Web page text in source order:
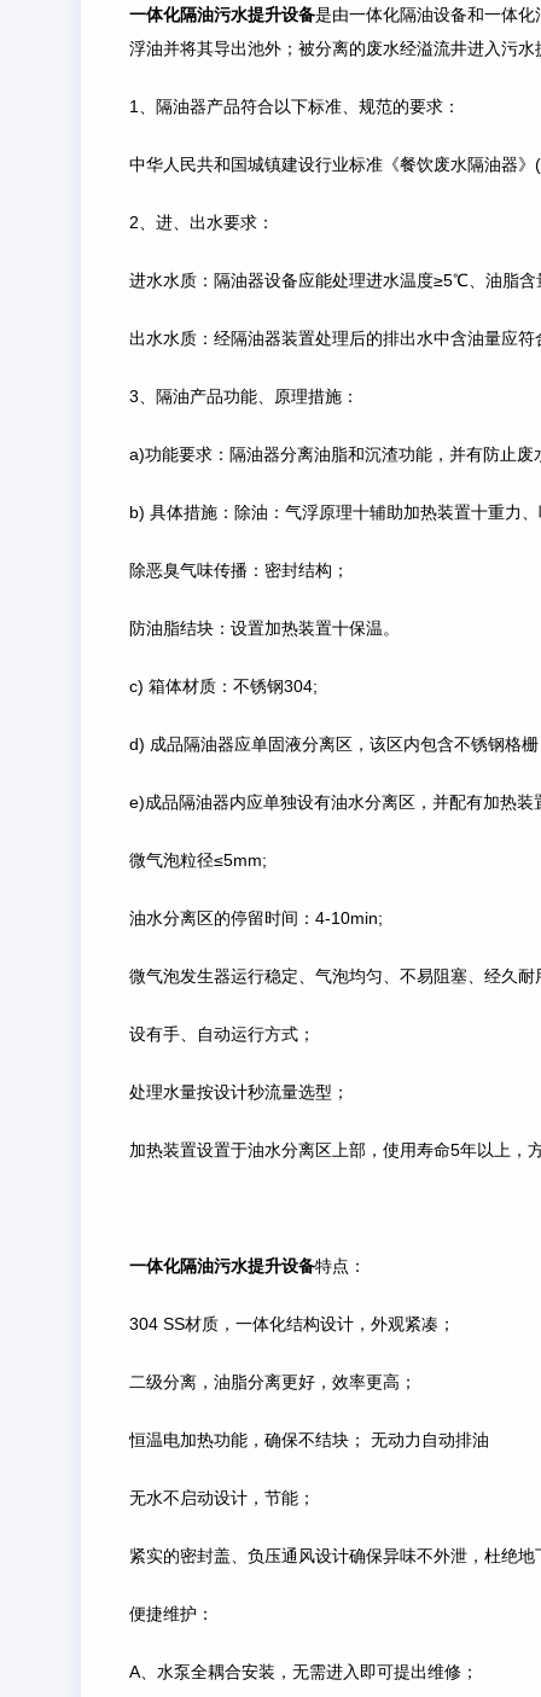
一体化隔油污水提升设备是由一体化隔油设备和一体
浮油并将其导出池外；被分离的废水经溢流井进入污
1、隔油器产品符合以下标准、规范的要求：
中华人民共和国城镇建设行业标准《餐饮废水隔油器
2、进、出水要求：
进水水质：隔油器设备应能处理进水温度≥5℃、油脂
出水水质：经隔油器装置处理后的排出水中含油量应
3、隔油产品功能、原理措施：
a)功能要求：隔油器分离油脂和沉渣功能，并有防止
b) 具体措施：除油：气浮原理十辅助加热装置十重力
除恶臭气味传播：密封结构；
防油脂结块：设置加热装置十保温。
c) 箱体材质：不锈钢304;
d) 成品隔油器应单固液分离区，该区内包含不锈钢格
e)成品隔油器内应单独设有油水分离区，并配有加热
微气泡粒径≤5mm;
油水分离区的停留时间：4-10min;
微气泡发生器运行稳定、气泡均匀、不易阻塞、经久耐
设有手、自动运行方式；
处理水量按设计秒流量选型；
加热装置设置于油水分离区上部，使用寿命5年以上，
一体化隔油污水提升设备特点：
304 SS材质，一体化结构设计，外观紧凑；
二级分离，油脂分离更好，效率更高；
恒温电加热功能，确保不结块； 无动力自动排油
无水不启动设计，节能；
紧实的密封盖、负压通风设计确保异味不外泄，杜绝
便捷维护：
A、水泵全耦合安装，无需进入即可提出维修；